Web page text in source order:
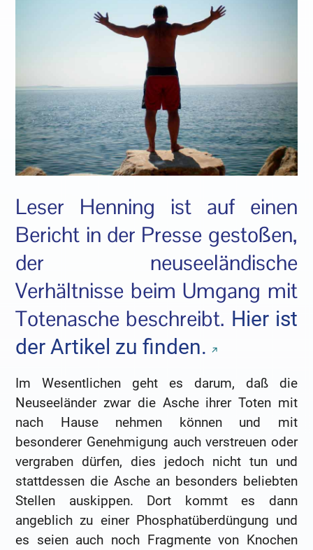
Leser Henning ist auf einen
Bericht in der Presse gestoßen,
der neuseeländische
Verhältnisse beim Umgang mit
Totenasche beschreibt. Hier ist
der Artikel zu finden.
Im Wesentlichen geht es darum, daß die
Neuseeländer zwar die Asche ihrer Toten mit
nach Hause nehmen können und mit
besonderer Genehmigung auch verstreuen oder
vergraben dürfen, dies jedoch nicht tun und
stattdessen die Asche an besonders beliebten
Stellen auskippen. Dort kommt es dann
angeblich zu einer Phosphatüberdüngung und
es seien auch noch Fragmente von Knochen